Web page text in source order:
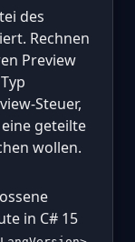
des
Rechnen
Preview
Steuer,
geteilte
wollen.
in C# 15